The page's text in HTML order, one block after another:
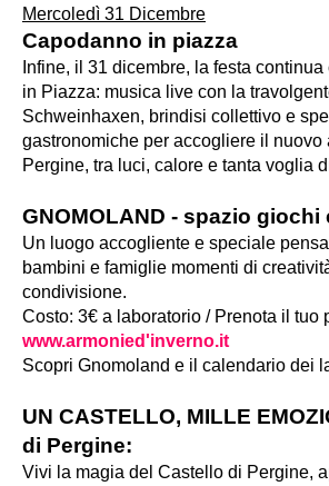
Mercoledì 31 Dicembre
Capodanno in piazza
Infine, il 31 dicembre, la festa
in Piazza: musica live con la
Schweinhaxen, brindisi collettivo e
gastronomiche per accogliere il nuovo
Pergine, tra luci, calore e tanta voglia
GNOMOLAND - spazio giochi
Un luogo accogliente e speciale
bambini e famiglie momenti di
condivisione.
Costo: 3€ a laboratorio / Prenota il tuo
www.armonied'inverno.it
Scopri Gnomoland e il calendario dei
UN CASTELLO, MILLE
di Pergine:
Vivi la magia del Castello di Pergine,